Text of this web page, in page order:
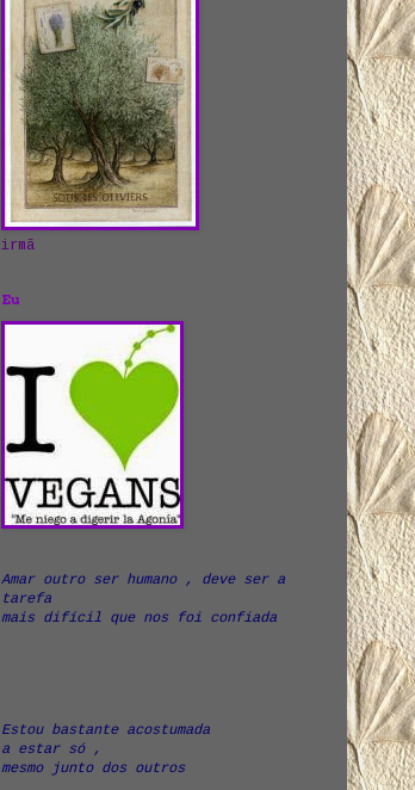
irmã
Eu
Amar outro ser humano , deve ser a
tarefa
mais difícil que nos foi confiada
Estou bastante acostumada
a estar só ,
mesmo junto dos outros